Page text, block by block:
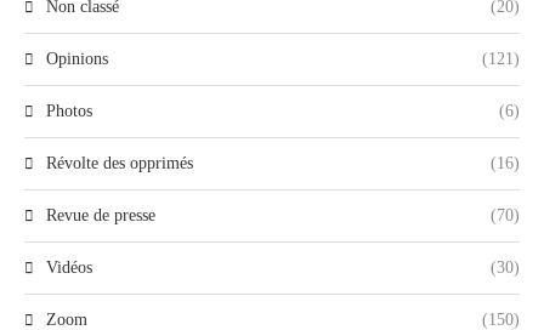
Non classé (20)
Opinions (121)
Photos (6)
Révolte des opprimés (16)
Revue de presse (70)
Vidéos (30)
Zoom (150)